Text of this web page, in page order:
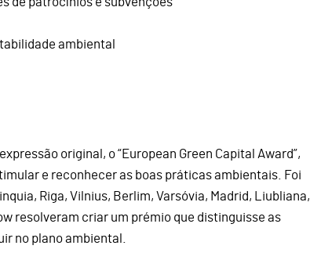
ambiental
original, o “European Green Capital Award”,
e reconhecer as boas práticas ambientais. Foi
Riga, Vilnius, Berlim, Varsóvia, Madrid, Liubliana,
resolveram criar um prémio que distinguisse as
no plano ambiental.